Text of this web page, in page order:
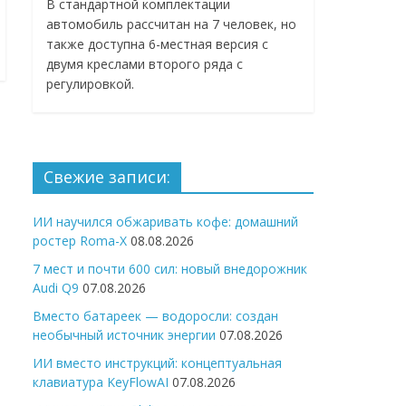
В стандартной комплектации
автомобиль рассчитан на 7 человек, но
также доступна 6-местная версия с
двумя креслами второго ряда с
регулировкой.
Свежие записи:
ИИ научился обжаривать кофе: домашний
ростер Roma-X 08.08.2026
7 мест и почти 600 сил: новый внедорожник
Audi Q9 07.08.2026
Вместо батареек — водоросли: создан
необычный источник энергии 07.08.2026
ИИ вместо инструкций: концептуальная
клавиатура KeyFlowAI 07.08.2026